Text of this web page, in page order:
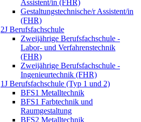
Assistent/in (FHR)
Gestaltungstechnische/r Assistent/in
(FHR)
2J Berufsfachschule
Zweijährige Berufsfachschule -
Labor- und Verfahrenstechnik
(FHR)
Zweijährige Berufsfachschule -
Ingenieurtechnik (FHR)
1J Berufsfachschule (Typ 1 und 2)
BFS1 Metalltechnik
BFS1 Farbtechnik und
Raumgestaltung
BFS2 Metalltechnik